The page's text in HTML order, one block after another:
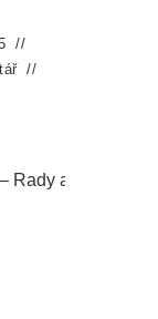
Rady a postup